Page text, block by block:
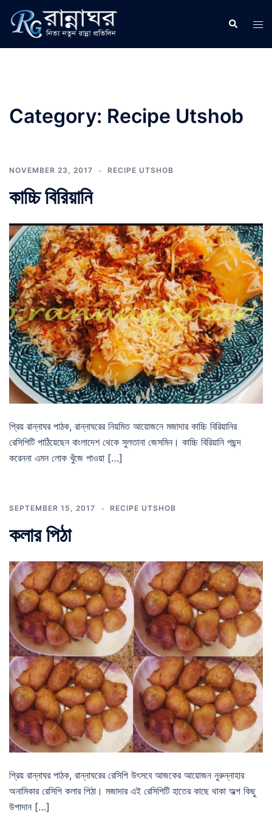
content
Search
Category: Recipe Utshob
NOVEMBER 23, 2017 RECIPE UTSHOB
কাচ্চি বিরিয়ানি
প্রিয় রান্নাঘর পাঠক, রান্নাঘরের নিয়মিত আয়োজনে মজাদার কাচ্চি বিরিয়ানির
রেসিপিটি পাঠিয়েছেন বাংলাদেশ থেকে সুলতানা জেসমিন। কাচ্চি বিরিয়ানি পছন্দ
করেননা এমন লোক খুঁজে পাওয়া […]
SEPTEMBER 15, 2017 RECIPE UTSHOB
কলার পিঠা
প্রিয় রান্নাঘর পাঠক, রান্নাঘরের রেসিপি উৎসবে আজকের আয়োজন নুরুন্নাহার
অনামিকার রেসিপি কলার পিঠা। মজাদার এই রেসিপিটি হাতের কাছে থাকা অল্প কিছু
উপাদান […]